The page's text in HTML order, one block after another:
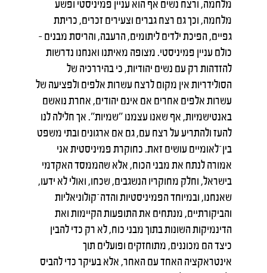
מלחמה, ורצח נשים אף הוא עניין פמיניסטי ופשע
מלחמה, וכך גם רצח גברים וצעירים זכרים, כריתת
גפיים, הפיכת ילדים ליתומים, הרעבה, והריסת מבנים –
כולם עניין פמיניסטי. מצופה מאיתנו ואנחנו נדרשות
להזדהות רק עם נשים יהודיות, כי בהיררכיה של
הסולידריות אין מקום לרצח עשרות אלפים ולפציעה של
עשרות אלפים אחרים אם אינם יהודים, אחרת נואשם
באנטישמיות, אף שאנו עצמנו ״שמיות״. אך חלילה לנו
להעז ולהתריע על רצח עם, גם אם ארגונים ובתי משפט
בין־לאומיים עושים זאת. כחוקרת פמיניסטית אני
אמורה לנתח את מבני הכוח, אלא שהממסד האקדמי
בישראל, וחלק מחוקריו הנשגבים, שכחו, ואולי לא ידעו,
שאנחנו, ובמיוחד הפמיניסטיות והדה־קולוניאליות
והביקורתיים, מנתחים את התופעות הקיימות ואת
הדינמיקות השונות בתוך מבני כוח, לא רק כדי להבין
כיצד הם מכוננים, מתוחזקים ופועלים תוך
אינטראקציה האחד עם האחר, אלא בעיקר כדי להביס